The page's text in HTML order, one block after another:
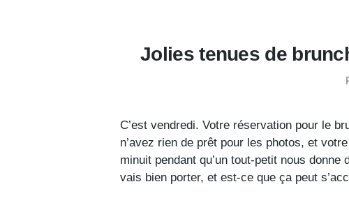
Jolies tenues de
C’est vendredi. Votre réservation pour le
n’avez rien de prêt pour les photos, et
minuit pendant qu’un tout-petit nous
vais bien porter, et est-ce que ça peut